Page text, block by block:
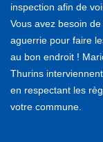
inspection afin de
Vous avez besoin
aguerrie pour faire
au bon endroit !
Thurins
en respectant les
votre commune.